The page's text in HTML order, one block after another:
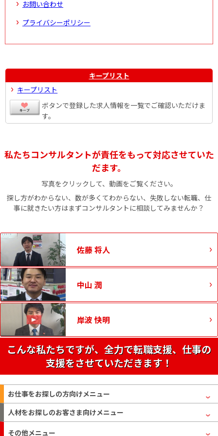
お問い合わせ
プライバシーポリシー
キープリスト
キープリスト
ボタンで登録した求人情報を一覧でご確認いただけま
す。
私たちコンサルタントが責任をもって対応させていた
だます。
写真をクリックして、動画をご覧ください。
探し方がわからない、数が多くてわからない、失敗しない転職、仕
事に就きたい方はまずコンサルタントに相談してみませんか？
佐藤 将人
中山 潤
岸波 快明
こんな私たちですが、全力で転職支援、仕事の
支援をさせていただきます！
お仕事をお探しの方向けメニュー
人材をお探しのお客さま向けメニュー
その他メニュー